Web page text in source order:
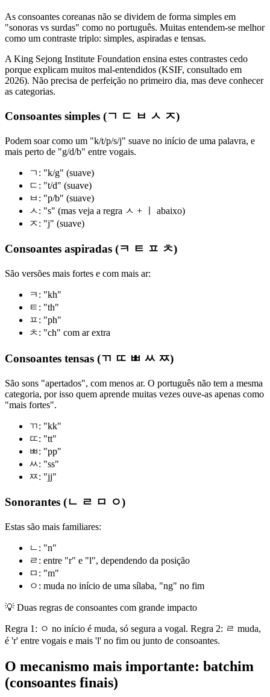
As consoantes coreanas não se dividem de forma simples em
"sonoras vs surdas" como no português. Muitas entendem-se melhor
como um contraste triplo: simples, aspiradas e tensas.
A King Sejong Institute Foundation ensina estes contrastes cedo
porque explicam muitos mal-entendidos (KSIF, consultado em
2026). Não precisa de perfeição no primeiro dia, mas deve conhecer
as categorias.
Consoantes simples (ㄱ ㄷ ㅂ ㅅ ㅈ)
Podem soar como um "k/t/p/s/j" suave no início de uma palavra, e
mais perto de "g/d/b" entre vogais.
ㄱ: "k/g" (suave)
ㄷ: "t/d" (suave)
ㅂ: "p/b" (suave)
ㅅ: "s" (mas veja a regra ㅅ + ㅣ abaixo)
ㅈ: "j" (suave)
Consoantes aspiradas (ㅋ ㅌ ㅍ ㅊ)
São versões mais fortes e com mais ar:
ㅋ: "kh"
ㅌ: "th"
ㅍ: "ph"
ㅊ: "ch" com ar extra
Consoantes tensas (ㄲ ㄸ ㅃ ㅆ ㅉ)
São sons "apertados", com menos ar. O português não tem a mesma
categoria, por isso quem aprende muitas vezes ouve-as apenas como
"mais fortes".
ㄲ: "kk"
ㄸ: "tt"
ㅃ: "pp"
ㅆ: "ss"
ㅉ: "jj"
Sonorantes (ㄴ ㄹ ㅁ ㅇ)
Estas são mais familiares:
ㄴ: "n"
ㄹ: entre "r" e "l", dependendo da posição
ㅁ: "m"
ㅇ: muda no início de uma sílaba, "ng" no fim
💡 Duas regras de consoantes com grande impacto
Regra 1: ㅇ no início é muda, só segura a vogal. Regra 2: ㄹ muda,
é 'r' entre vogais e mais 'l' no fim ou junto de consoantes.
O mecanismo mais importante: batchim
(consoantes finais)